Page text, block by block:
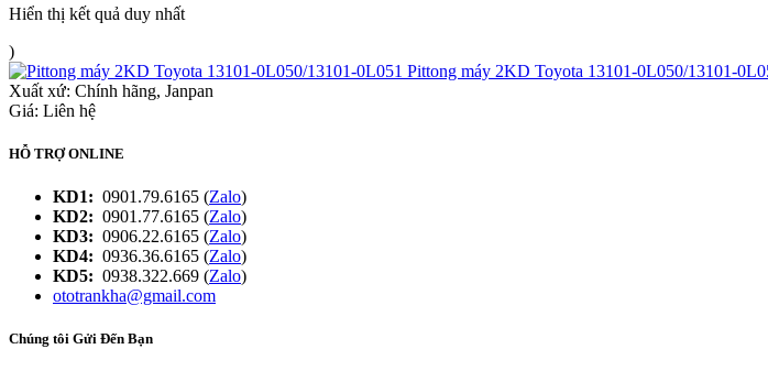
Hiển thị kết quả duy nhất
)
Pittong máy 2KD Toyota 13101-0L050/13101-
Xuất xứ: Chính hãng, Janpan
Giá: Liên hệ
HỖ TRỢ ONLINE
KD1: 0901.79.6165 (Zalo)
KD2: 0901.77.6165 (Zalo)
KD3: 0906.22.6165 (Zalo)
KD4: 0936.36.6165 (Zalo)
KD5: 0938.322.669 (Zalo)
ototrankha@gmail.com
Chúng tôi Gửi Đến Bạn